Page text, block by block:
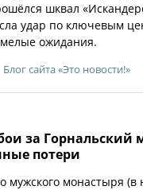
шквал
удар по ключевым
ожидания.
Блог сайта «Это новости!»
за
потери
мужского монастыря